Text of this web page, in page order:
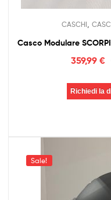
CASCHI
Casco Modulare
359,99€
Richiedi la
Sale!